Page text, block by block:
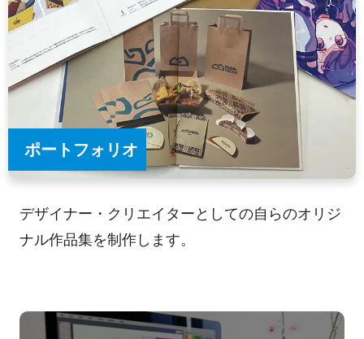
ポートフォリオ
デザイナー・クリエイターとしての自らのオリジ
ナル作品集を制作します。